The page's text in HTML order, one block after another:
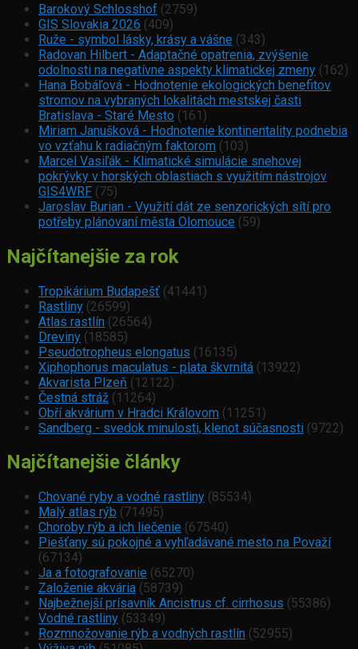
Barokový Schlosshof (2759)
GIS Slovakia 2026 (409)
Ruže - symbol lásky, krásy a vášne (343)
Radovan Hilbert - Adaptačné opatrenia, zvýšenie
odolnosti na negatívne aspekty klimatickej zmeny (162)
Hana Bobáľová - Hodnotenie ekologických benefitov
stromov na vybraných lokalitách mestskej časti
Bratislava - Staré Mesto (161)
Miriam Janušková - Hodnotenie kontinentality podnebia
vo vzťahu k radiačným faktorom (103)
Marcel Vasiľák - Klimatické simulácie snehovej
pokrývky v horských oblastiach s využitím nástrojov
GIS4WRF (75)
Jaroslav Burian - Využití dát ze senzorických sítí pro
potřeby plánovaní města Olomouce (59)
Najčítanejšie za rok
Tropikárium Budapešť (41441)
Rastliny (26599)
Atlas rastlín (26564)
Dreviny (18585)
Pseudotropheus elongatus (16135)
Xiphophorus maculatus - plata škvrnitá (13922)
Akvarista Plzeň (12122)
Čestná stráž (11264)
Obří akvárium v Hradci Královom (11251)
Sandberg - svedok minulosti, klenot súčasnosti (9722)
Najčítanejšie články
Chované ryby a vodné rastliny (85534)
Malý atlas rýb (71495)
Choroby rýb a ich liečenie (67540)
Piešťany sú pokojné a vyhľadávané mesto na Považí
(67134)
Ja a fotografovanie (65270)
Založenie akvária (58739)
Najbežnejší prísavník Ancistrus cf. cirrhosus (55386)
Vodné rastliny (53349)
Rozmnožovanie rýb a vodných rastlín (52955)